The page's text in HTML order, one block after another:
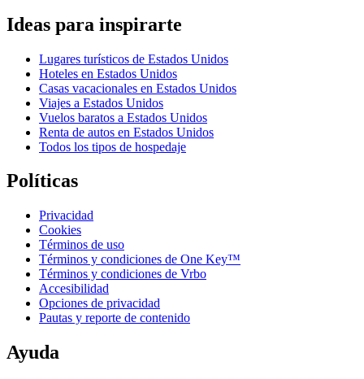
Ideas para inspirarte
Lugares turísticos de Estados Unidos
Hoteles en Estados Unidos
Casas vacacionales en Estados Unidos
Viajes a Estados Unidos
Vuelos baratos a Estados Unidos
Renta de autos en Estados Unidos
Todos los tipos de hospedaje
Políticas
Privacidad
Cookies
Términos de uso
Términos y condiciones de One Key™
Términos y condiciones de Vrbo
Accesibilidad
Opciones de privacidad
Pautas y reporte de contenido
Ayuda